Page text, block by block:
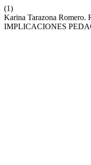
(1)
Karina Tarazona
IMPLICACIONES